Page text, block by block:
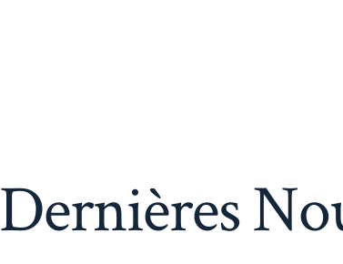
Dernières